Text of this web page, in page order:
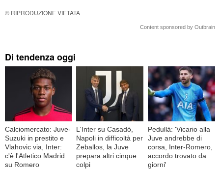
© RIPRODUZIONE VIETATA
Content sponsored by Outbrain
Di tendenza oggi
Calciomercato: Juve-
Suzuki in prestito e
Vlahovic via, Inter:
c'è l'Atletico Madrid
su Romero
L'Inter su Casadó,
Napoli in difficoltà per
Zeballos, la Juve
prepara altri cinque
colpi
Pedullà: 'Vicario alla
Juve andrebbe di
corsa, Inter-Romero,
accordo trovato da
giorni'